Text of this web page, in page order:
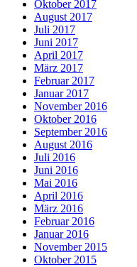
Oktober 2017
August 2017
Juli 2017
Juni 2017
April 2017
März 2017
Februar 2017
Januar 2017
November 2016
Oktober 2016
September 2016
August 2016
Juli 2016
Juni 2016
Mai 2016
April 2016
März 2016
Februar 2016
Januar 2016
November 2015
Oktober 2015